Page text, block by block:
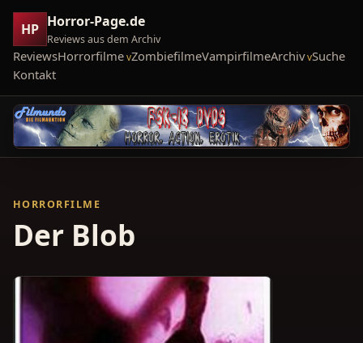
HP Horror-Page.de
Reviews aus dem Archiv
ReviewsHorrorfilme ZombiefilmeVampirfilmeArchiv Suche
Kontakt
HORRORFILME
Der Blob